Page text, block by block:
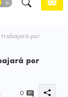
trabajará por
por
0